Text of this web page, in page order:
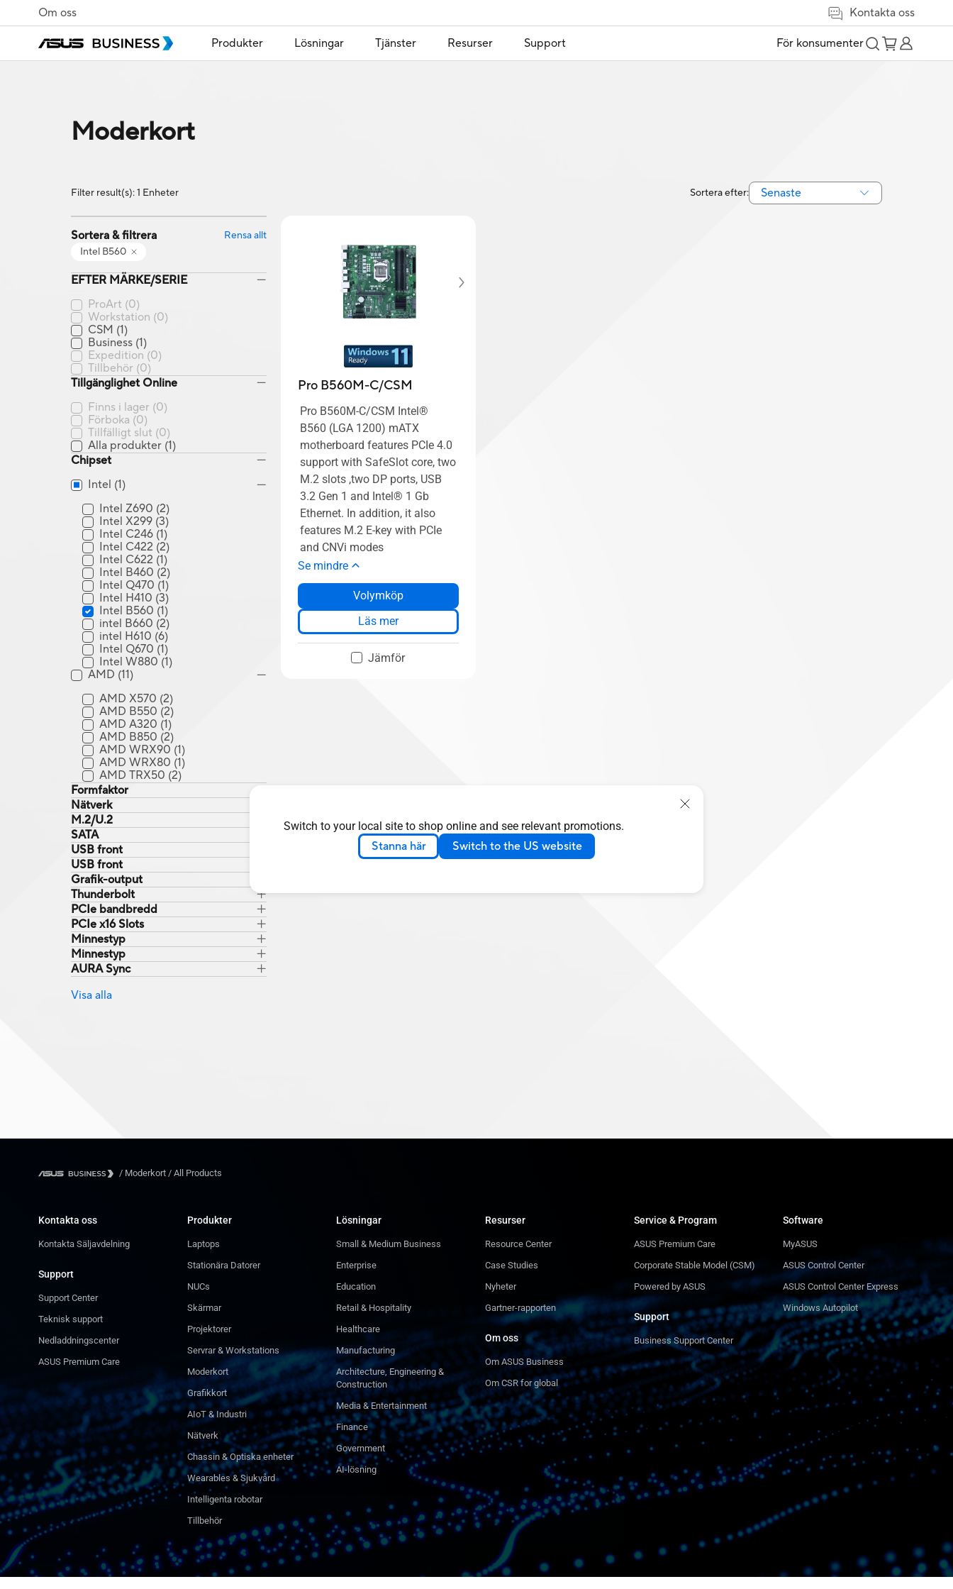
Switch to your local site to shop online and see relevant promotions.
Stanna här Switch to the US website
Om oss Kontakta oss
Produkter Lösningar Tjänster Resurser Support För konsumenter
Moderkort
Filter result(s): 1 Enheter Sortera efter: Senaste
Sortera & filtrera
Rensa allt
Intel B560
EFTER MÄRKE/SERIE
ProArt (0)
Workstation (0)
CSM (1)
Business (1)
Expedition (0)
Tillbehör (0)
Tillgänglighet Online
Finns i lager (0)
Förboka (0)
Tillfälligt slut (0)
Alla produkter (1)
Chipset
Intel (1)
Intel Z690 (2)
Intel X299 (3)
Intel C246 (1)
Intel C422 (2)
Intel C622 (1)
Intel B460 (2)
Intel Q470 (1)
Intel H410 (3)
Intel B560 (1)
intel B660 (2)
intel H610 (6)
Intel Q670 (1)
Intel W880 (1)
AMD (11)
AMD X570 (2)
AMD B550 (2)
AMD A320 (1)
AMD B850 (2)
AMD WRX90 (1)
AMD WRX80 (1)
AMD TRX50 (2)
Formfaktor
Nätverk
M.2/U.2
SATA
USB front
USB front
Grafik-output
Thunderbolt
PCIe bandbredd
PCIe x16 Slots
Minnestyp
Minnestyp
AURA Sync
Visa alla
Pro B560M-C/CSM
Pro B560M-C/CSM Intel®
B560 (LGA 1200) mATX
motherboard features PCIe 4.0
support with SafeSlot core, two
M.2 slots ,two DP ports, USB
3.2 Gen 1 and Intel® 1 Gb
Ethernet. In addition, it also
features M.2 E-key with PCIe
and CNVi modes
Se mindre
Volymköp
Läs mer
Jämför
/ Moderkort / All Products
Kontakta oss
Kontakta Säljavdelning
Support
Support Center
Teknisk support
Nedladdningscenter
ASUS Premium Care
Produkter
Laptops
Stationära Datorer
NUCs
Skärmar
Projektorer
Servrar & Workstations
Moderkort
Grafikkort
AIoT & Industri
Nätverk
Chassin & Optiska enheter
Wearables & Sjukvård
Intelligenta robotar
Tillbehör
Lösningar
Small & Medium Business
Enterprise
Education
Retail & Hospitality
Healthcare
Manufacturing
Architecture, Engineering &
Construction
Media & Entertainment
Finance
Government
AI-lösning
Resurser
Resource Center
Case Studies
Nyheter
Gartner-rapporten
Om oss
Om ASUS Business
Om CSR for global
Service & Program
ASUS Premium Care
Corporate Stable Model (CSM)
Powered by ASUS
Support
Business Support Center
Software
MyASUS
ASUS Control Center
ASUS Control Center Express
Windows Autopilot